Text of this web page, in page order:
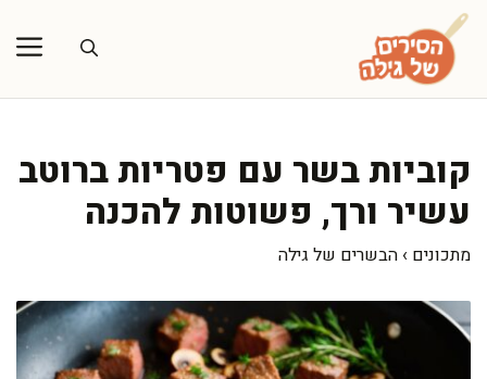
לדלג
לתוכן
קוביות בשר עם פטריות ברוטב
עשיר ורך, פשוטות להכנה
מתכונים › הבשרים של גילה